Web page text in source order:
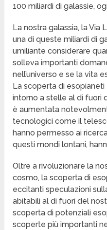
100 miliardi di galassie,
La nostra galassia, la
una di queste miliardi di
umiliante considerare
solleva importanti
nell’universo e se la vita
La scoperta di
intorno a stelle al di fuori
è aumentata
tecnologici come il
hanno permesso ai
questi mondi lontani,
Oltre a rivoluzionare la
cosmo, la scoperta di
eccitanti speculazioni
abitabili al di fuori del
scoperta di potenziali
scoperte più importanti